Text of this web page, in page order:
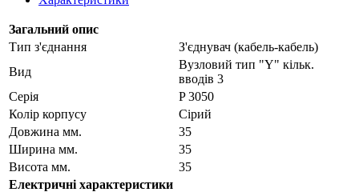
Загальний опис
Тип з'єднання
З'єднувач (кабель-кабель)
Вид
Вузловий тип "Y" кільк.
вводів 3
Серія
P 3050
Колір корпусу
Сірий
Довжина мм.
35
Ширина мм.
35
Висота мм.
35
Електричні характеристики